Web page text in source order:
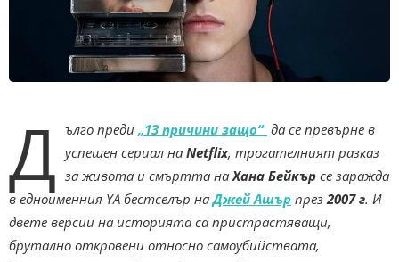
Д ълго преди „13 причини защо“ да се превърне в
успешен сериал на Netflix, трогателният разказ
за живота и смъртта наХана Бейкър се заражда
в едноименния YA бестселър наДжей Ашър през2007 г. И
двете версии на историята са пристрастяващи,
брутално откровени относно самоубийствата,